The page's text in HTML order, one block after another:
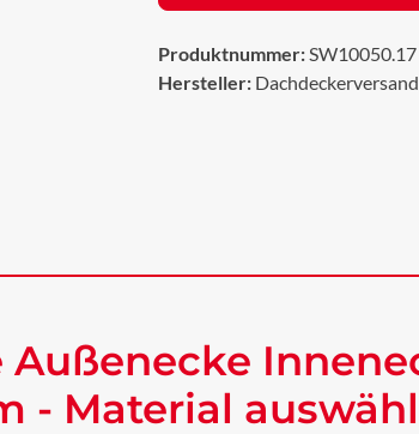
Produktnummer:SW10050.17
Hersteller:
- Material